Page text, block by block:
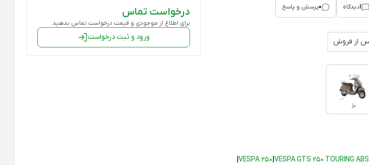
1دیدگاه 0پرسش و پاسخ
بژ
VESPA GTS 250 TOURING ABS
|
VESPA 250
|
درخواست تماس
برای اطلاع از موجودی و قیمت درخواست تماس بدهید
ورود و ثبت درخواست